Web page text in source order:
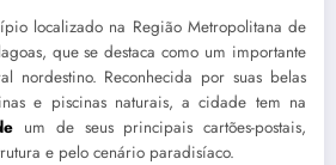
localizado na Região Metropolitana de
que se destaca como um importante
nordestino. Reconhecida por suas belas
e piscinas naturais, a cidade tem na
um de seus principais cartões-postais,
e pelo cenário paradisíaco.